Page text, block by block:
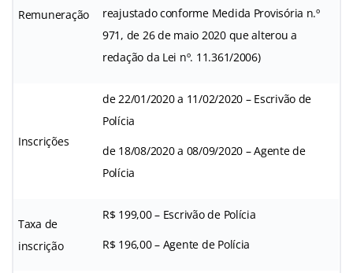
Remuneração
reajustado conforme Medida Provisória n.º
971, de 26 de maio 2020 que alterou a
redação da Lei nº. 11.361/2006)
Inscrições
de 22/01/2020 a 11/02/2020 – Escrivão de
Polícia
de 18/08/2020 a 08/09/2020 – Agente de
Polícia
Taxa de
inscrição
R$ 199,00 – Escrivão de Polícia
R$ 196,00 – Agente de Polícia